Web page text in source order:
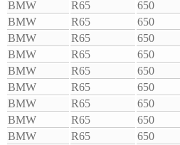
BMW
R65 650
BMW
R65 650
BMW
R65 650
BMW
R65 650
BMW
R65 650
BMW
R65 650
BMW
R65 650
BMW
R65 650
BMW
R65 650